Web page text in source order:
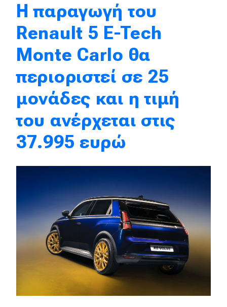
Αγώνες
Formula 1
Motorsport
Eco
Νέα
Τεχνολογία
Σταθμοί φόρτισης
Classic
Παρουσιάσεις
Η παραγωγή του
Renault 5 E-Tech
Monte Carlo θα
περιοριστεί σε 25
μονάδες και η τιμή
του ανέρχεται στις
37.995 ευρώ